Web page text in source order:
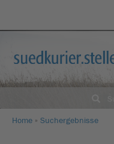
Home
Suchergebnisse